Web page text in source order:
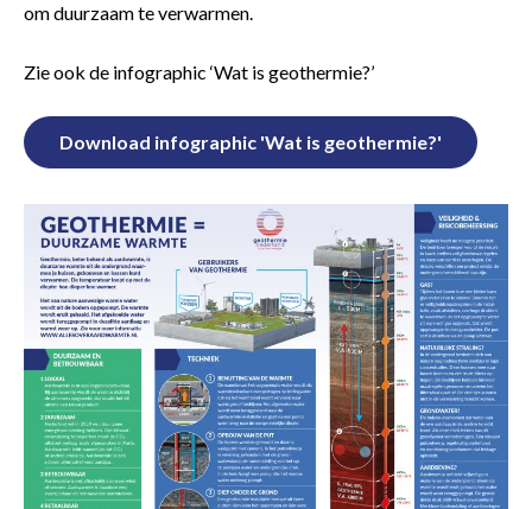
om duurzaam te verwarmen.
Zie ook de infographic ‘Wat is geothermie?’
Download infographic 'Wat is geothermie?'